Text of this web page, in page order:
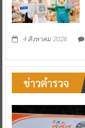
4 สิงหาคม 2026
ข่าวตำรวจ